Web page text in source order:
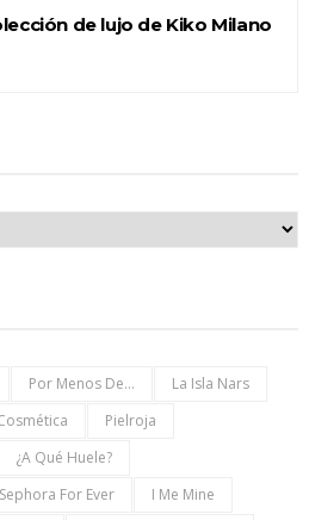
de lujo de Kiko Milano
Por Menos De...
La Isla Nars
Pielroja
¿a Qué Huele?
Sephora For Ever
I Me Mine